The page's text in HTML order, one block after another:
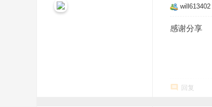
will613402
感谢分享
回复